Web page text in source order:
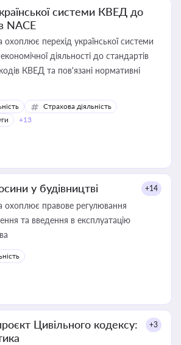
системи КВЕД до
NACE
охоплює перехід української системи
економічної діяльності до стандартів
КВЕД та пов'язані нормативні
Страхова діяльність
+13
у будівництві +14
охоплює правове регулювання
та введення в експлуатацію
Цивільного кодексу:
+3